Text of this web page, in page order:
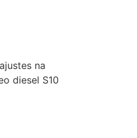
na
diesel S10